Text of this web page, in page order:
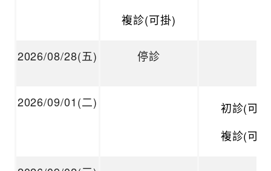
複診(可掛)
2026/08/28(五) 停診
2026/09/01(二)
初診(可
複診(可